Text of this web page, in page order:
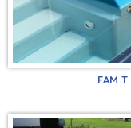
FAM T